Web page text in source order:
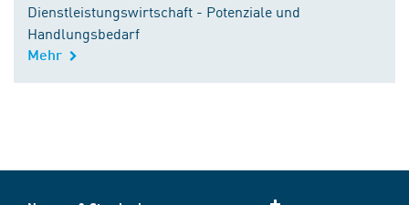
Dienstleistungswirtschaft - Potenziale und
Handlungsbedarf
Mehr